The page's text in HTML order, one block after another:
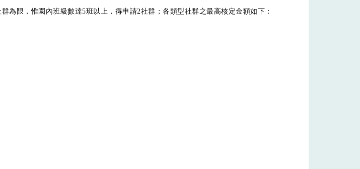
為限，惟園內班級數達5班以上，得申請2社群；各類型社群之最高核定金額如下：